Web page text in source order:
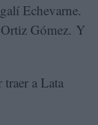
Echevarne.
Gómez. Y
a Lata